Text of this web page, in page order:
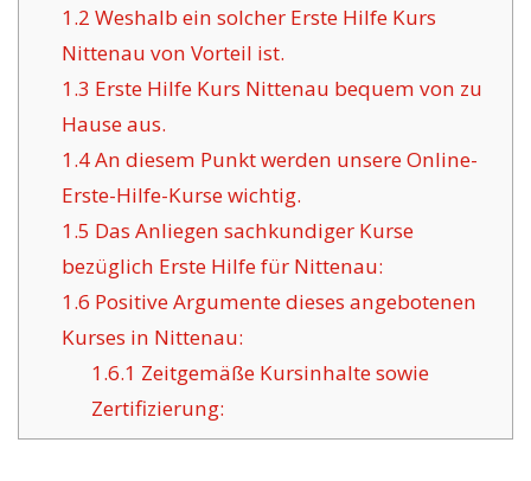
1.2 Weshalb ein solcher Erste Hilfe Kurs
Nittenau von Vorteil ist.
1.3 Erste Hilfe Kurs Nittenau bequem von zu
Hause aus.
1.4An diesem Punkt werden unsere Online-
Erste-Hilfe-Kurse wichtig.
1.5 Das Anliegen sachkundiger Kurse
bezüglich Erste Hilfe für Nittenau:
1.6 Positive Argumente dieses angebotenen
Kurses in Nittenau:
1.6.1 Zeitgemäße Kursinhalte sowie
Zertifizierung: